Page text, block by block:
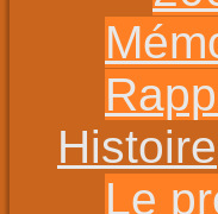
Histoire
Le